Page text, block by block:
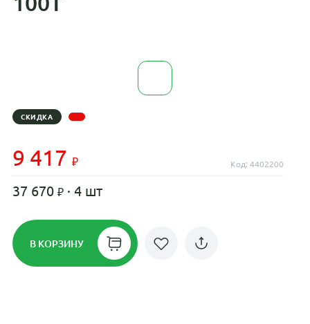
СКИДКА
9 417 Код: 4402200
37 670 · 4 шт
В КОРЗИНУ